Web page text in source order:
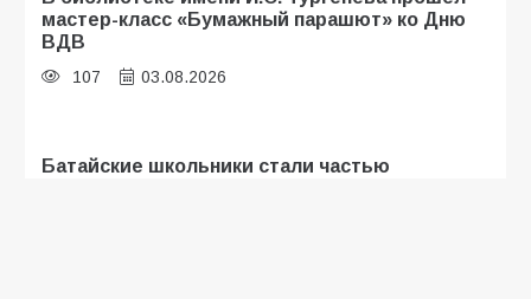
мастер-класс «Бумажный парашют» ко Дню
ВДВ
107 03.08.2026
Батайские школьники стали частью